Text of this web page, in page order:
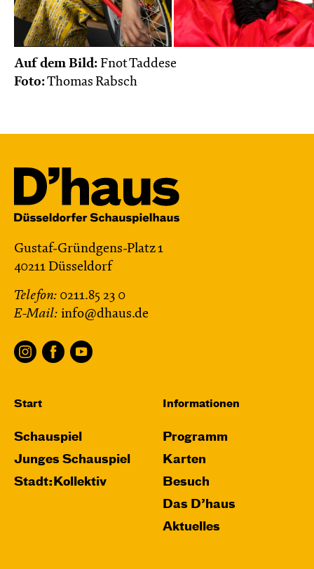
Auf dem Bild: Fnot Taddese
Foto:Thomas Rabsch
Gustaf-Gründgens-Platz 1
40211 Düsseldorf
Telefon: 0211.85 23 0
E-Mail: info@dhaus.de
Start
Schauspiel
Junges Schauspiel
Stadt:Kollektiv
Informationen
Programm
Karten
Besuch
Das D’haus
Aktuelles